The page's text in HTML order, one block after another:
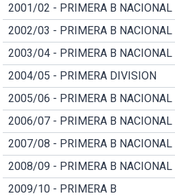
2001/02 - PRIMERA B NACIONAL
2002/03 - PRIMERA B NACIONAL
2003/04 - PRIMERA B NACIONAL
2004/05 - PRIMERA DIVISION
2005/06 - PRIMERA B NACIONAL
2006/07 - PRIMERA B NACIONAL
2007/08 - PRIMERA B NACIONAL
2008/09 - PRIMERA B NACIONAL
2009/10 - PRIMERA B